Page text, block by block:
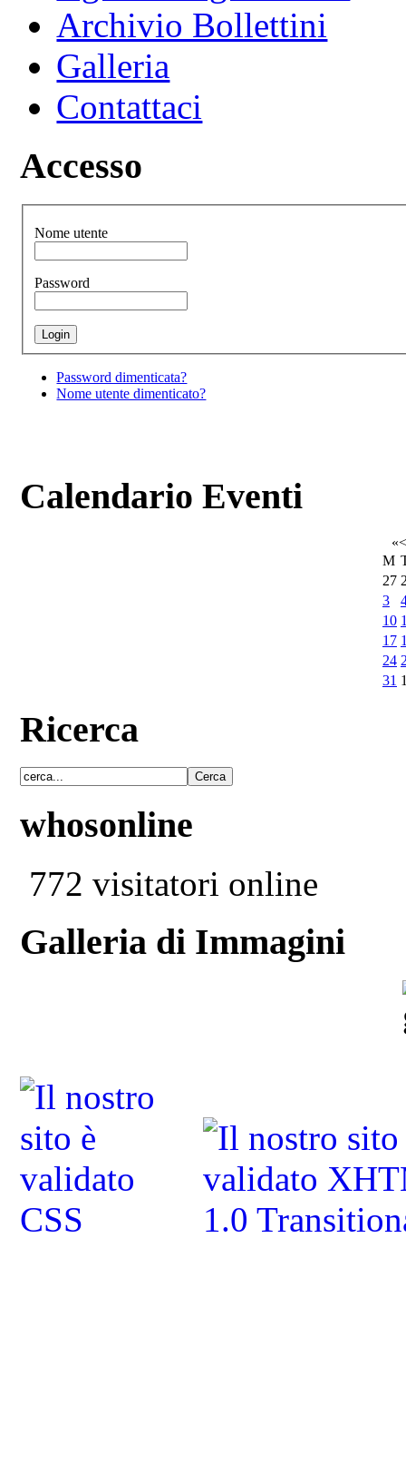
Archivio Bollettini
Galleria
Contattaci
Accesso
Nome utente
Password
Password dimenticata?
Nome utente dimenticato?
Calendario Eventi
«<
M
27
3
10
17
24
31
Ricerca
whosonline
772 visitatori online
Galleria di Immagini